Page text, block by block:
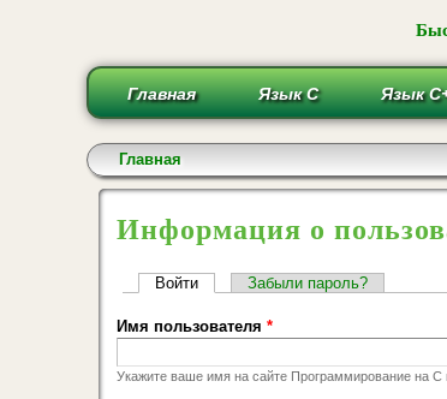
Главная Язык С Язык
Вы здесь
Главная
Информация о
Главные вкладки
Войти (активная вкладка)
Забыли пароль?
Имя пользователя *
Укажите ваше имя на сайте Программирование на C